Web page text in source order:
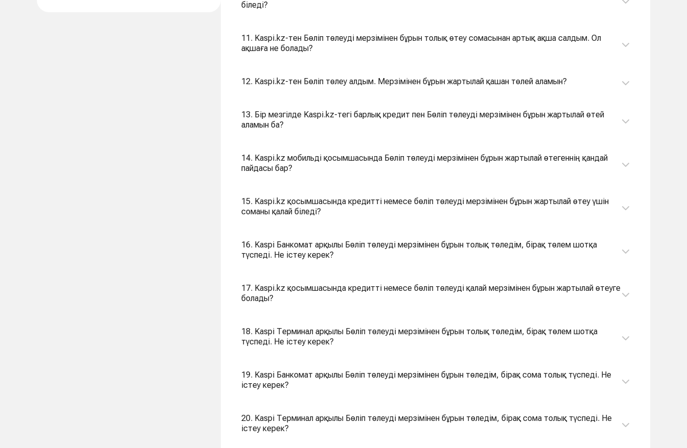
біледі?
11. Kaspi.kz-тен Бөліп төлеуді мерзімінен бұрын толық өтеу сомасынан артық ақша салдым. Ол
ақшаға не болады?
12. Kaspi.kz-тен Бөліп төлеу алдым. Мерзімінен бұрын жартылай қашан төлей аламын?
13. Бір мезгілде Kaspi.kz-тегі барлық кредит пен Бөліп төлеуді мерзімінен бұрын жартылай өтей
аламын ба?
14. Kaspi.kz мобильді қосымшасында Бөліп төлеуді мерзімінен бұрын жартылай өтегеннің қандай
пайдасы бар?
15. Kaspi.kz қосымшасында кредитті немесе бөліп төлеуді мерзімінен бұрын жартылай өтеу үшін
соманы қалай біледі?
16. Kaspi Банкомат арқылы Бөліп төлеуді мерзімінен бұрын толық төледім, бірақ төлем шотқа
түспеді. Не істеу керек?
17. Kaspi.kz қосымшасында кредитті немесе бөліп төлеуді қалай мерзімінен бұрын жартылай өтеуге
болады?
18. Kaspi Терминал арқылы Бөліп төлеуді мерзімінен бұрын толық төледім, бірақ төлем шотқа
түспеді. Не істеу керек?
19. Kaspi Банкомат арқылы Бөліп төлеуді мерзімінен бұрын төледім, бірақ сома толық түспеді. Не
істеу керек?
20. Kaspi Терминал арқылы Бөліп төлеуді мерзімінен бұрын төледім, бірақ сома толық түспеді. Не
істеу керек?